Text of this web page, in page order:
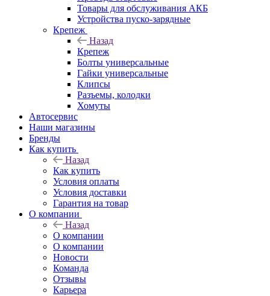
Товары для обслуживания АКБ
Устройства пуско-зарядные
Крепеж
Назад
Крепеж
Болты универсальные
Гайки универсальные
Клипсы
Разъемы, колодки
Хомуты
Автосервис
Наши магазины
Бренды
Как купить
Назад
Как купить
Условия оплаты
Условия доставки
Гарантия на товар
О компании
Назад
О компании
О компании
Новости
Команда
Отзывы
Карьера